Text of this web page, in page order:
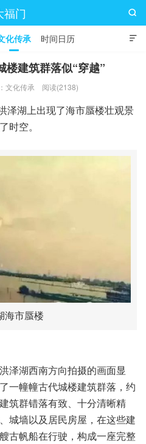
福门

化传承 时间日历

楼建筑群落似“穿越”
文化传承 阅读(2138)
泽湖上出现了海市蜃楼壮观景
时空。
海市蜃楼
泽湖西南方向拍摄的画面显
一幢幢古代城楼建筑群落，约
筑群错落有致、十分清晰精
城墙以及居民房屋，在这些建
古帆船在行驶，构成一座完整